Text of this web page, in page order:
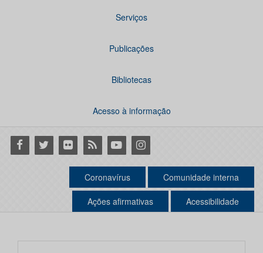
Serviços
Publicações
Bibliotecas
Acesso à informação
Facebook
Twitter Flickr RSS YoutubeInstagram
Coronavírus Comunidade interna
Ações afirmativas Acessibilidade